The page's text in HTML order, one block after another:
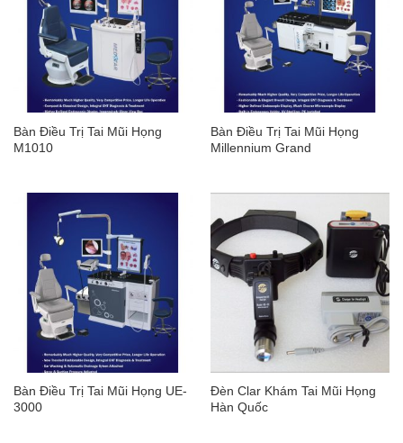
Bàn Điều Trị Tai Mũi Họng
M1010
Bàn Điều Trị Tai Mũi Họng
Millennium Grand
Bàn Điều Trị Tai Mũi Họng UE-
3000
Đèn Clar Khám Tai Mũi Họng
Hàn Quốc